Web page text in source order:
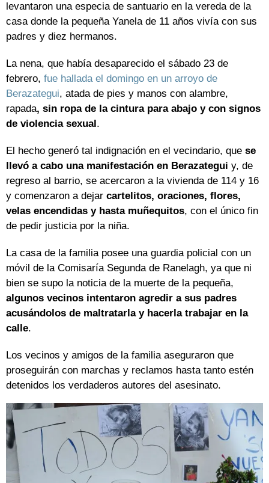
levantaron una especia de santuario en la vereda de la
casa donde la pequeña Yanela de 11 años vivía con sus
padres y diez hermanos.
La nena, que había desaparecido el sábado 23 de
febrero, fue hallada el domingo en un arroyo de
Berazategui, atada de pies y manos con alambre,
rapada, sin ropa de la cintura para abajo y con signos
de violencia sexual.
El hecho generó tal indignación en el vecindario, que se
llevó a cabo una manifestación en Berazategui y, de
regreso al barrio, se acercaron a la vivienda de 114 y 16
y comenzaron a dejar cartelitos, oraciones, flores,
velas encendidas y hasta muñequitos, con el único fin
de pedir justicia por la niña.
La casa de la familia posee una guardia policial con un
móvil de la Comisaría Segunda de Ranelagh, ya que ni
bien se supo la noticia de la muerte de la pequeña,
algunos vecinos intentaron agredir a sus padres
acusándolos de maltratarla y hacerla trabajar en la
calle.
Los vecinos y amigos de la familia aseguraron que
proseguirán con marchas y reclamos hasta tanto estén
detenidos los verdaderos autores del asesinato.